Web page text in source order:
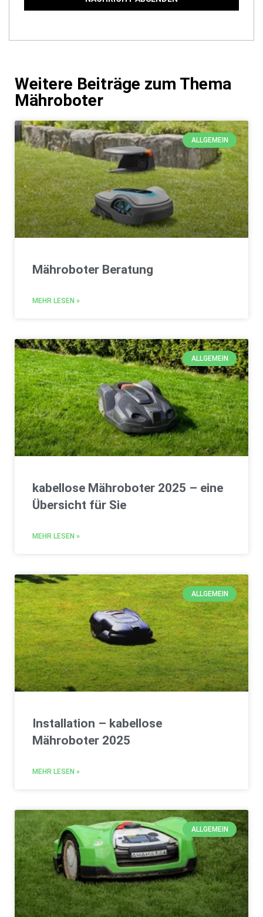
Weitere Beiträge zum Thema
Mähroboter
ALLGEMEIN
Mähroboter Beratung
MEHR LESEN »
ALLGEMEIN
kabellose Mähroboter 2025 – eine
Übersicht für Sie
MEHR LESEN »
ALLGEMEIN
Installation – kabellose
Mähroboter 2025
MEHR LESEN »
ALLGEMEIN